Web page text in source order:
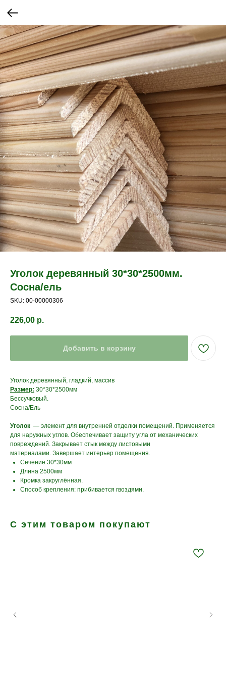
Уголок деревянный 30*30*2500мм.
Сосна/ель
SKU: 00-00000306
226,00 р.
Добавить в корзину
Уголок деревянный, гладкий, массив
Размер: 30*30*2500мм
Бессучковый.
Сосна/Ель
Уголок — элемент для внутренней отделки помещений. Применяется
для наружных углов. Обеспечивает защиту угла от механических
повреждений. Закрывает стык между листовыми
материалами. Завершает интерьер помещения.
Сечение 30*30мм
Длина 2500мм
Кромка закруглённая.
Способ крепления: прибивается гвоздями.
С этим товаром покупают